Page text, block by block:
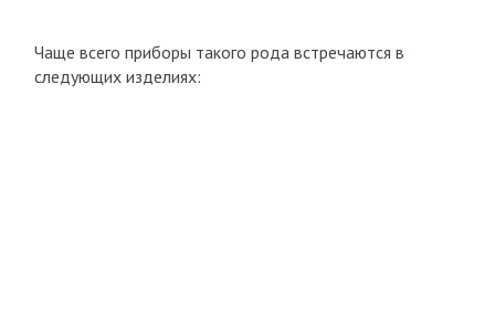
Чаще всего приборы такого рода встречаются в
следующих изделиях: